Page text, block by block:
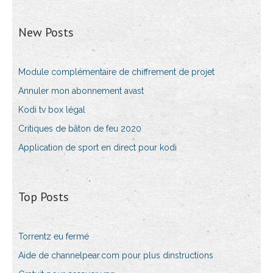
New Posts
Module complémentaire de chiffrement de projet
Annuler mon abonnement avast
Kodi tv box légal
Critiques de bâton de feu 2020
Application de sport en direct pour kodi
Top Posts
Torrentz eu fermé
Aide de channelpear.com pour plus dinstructions